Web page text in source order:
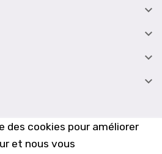
des cookies pour améliorer
et nous vous



